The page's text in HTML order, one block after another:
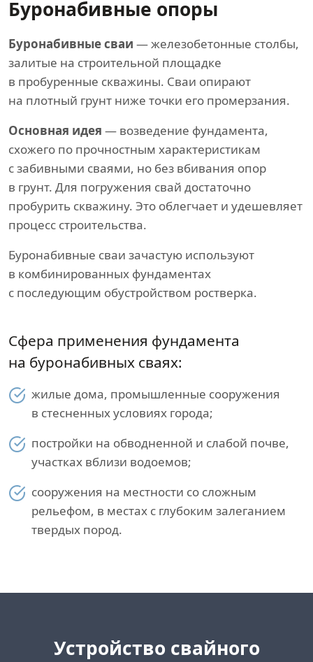
Буронабивные опоры
Буронабивные сваи — железобетонные столбы,
залитые на строительной площадке
в пробуренные скважины. Сваи опирают
на плотный грунт ниже точки его промерзания.
Основная идея — возведение фундамента,
схожего по прочностным характеристикам
с забивными сваями, но без вбивания опор
в грунт. Для погружения свай достаточно
пробурить скважину. Это облегчает и удешевляет
процесс строительства.
Буронабивные сваи зачастую используют
в комбинированных фундаментах
с последующим обустройством ростверка.
Сфера применения фундамента
на буронабивных сваях:
жилые дома, промышленные сооружения
в стесненных условиях города;
постройки на обводненной и слабой почве,
участках вблизи водоемов;
сооружения на местности со сложным
рельефом, в местах с глубоким залеганием
твердых пород.
Устройство свайного